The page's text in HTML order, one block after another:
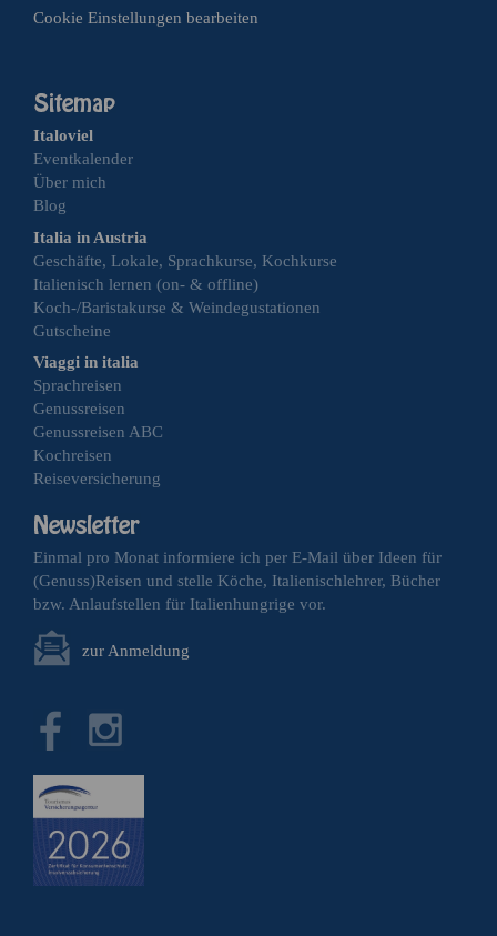
Cookie Einstellungen bearbeiten
Italoviel
Eventkalender
Über mich
Blog
Italia in Austria
Geschäfte, Lokale, Sprachkurse, Kochkurse
Italienisch lernen (on- & offline)
Koch-/Baristakurse & Weindegustationen
Gutscheine
Viaggi in italia
Sprachreisen
Genussreisen
Genussreisen ABC
Kochreisen
Reiseversicherung
Einmal pro Monat informiere ich per E-Mail über Ideen für
(Genuss)Reisen und stelle Köche, Italienischlehrer, Bücher
bzw. Anlaufstellen für Italienhungrige vor.
zur Anmeldung